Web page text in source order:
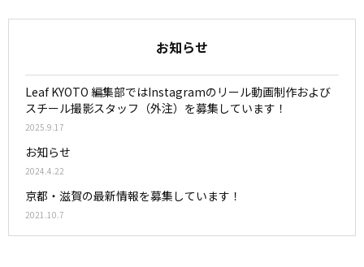
お知らせ
Leaf KYOTO 編集部ではInstagramのリール動画制作および
スチール撮影スタッフ（外注）を募集しています！
2025.9.17
お知らせ
2024.4.22
京都・滋賀の最新情報を募集しています！
2021.10.7